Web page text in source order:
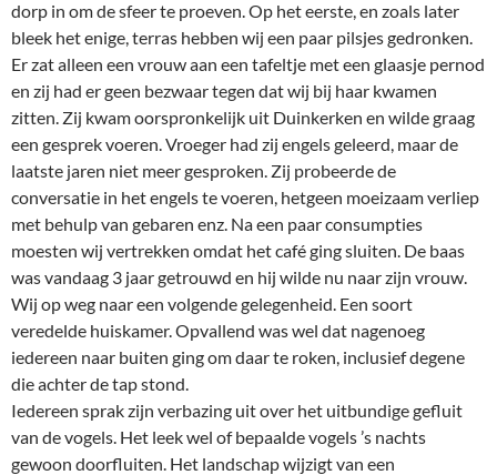
dorp in om de sfeer te proeven. Op het eerste, en zoals later
bleek het enige, terras hebben wij een paar pilsjes gedronken.
Er zat alleen een vrouw aan een tafeltje met een glaasje pernod
en zij had er geen bezwaar tegen dat wij bij haar kwamen
zitten. Zij kwam oorspronkelijk uit Duinkerken en wilde graag
een gesprek voeren. Vroeger had zij engels geleerd, maar de
laatste jaren niet meer gesproken. Zij probeerde de
conversatie in het engels te voeren, hetgeen moeizaam verliep
met behulp van gebaren enz. Na een paar consumpties
moesten wij vertrekken omdat het café ging sluiten. De baas
was vandaag 3 jaar getrouwd en hij wilde nu naar zijn vrouw.
Wij op weg naar een volgende gelegenheid. Een soort
veredelde huiskamer. Opvallend was wel dat nagenoeg
iedereen naar buiten ging om daar te roken, inclusief degene
die achter de tap stond.
Iedereen sprak zijn verbazing uit over het uitbundige gefluit
van de vogels. Het leek wel of bepaalde vogels ’s nachts
gewoon doorfluiten. Het landschap wijzigt van een